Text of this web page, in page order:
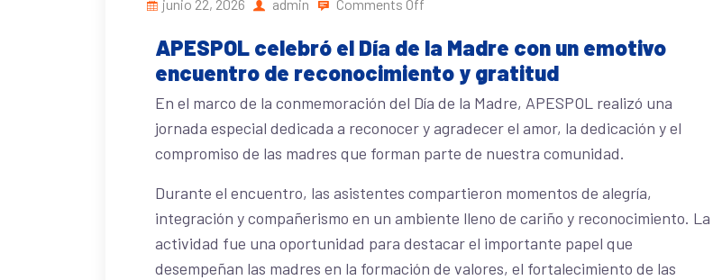
junio 22, 2026 admin Comments Off
APESPOL celebró el Día de la Madre con un emotivo
encuentro de reconocimiento y gratitud
En el marco de la conmemoración del Día de la Madre, APESPOL realizó una
jornada especial dedicada a reconocer y agradecer el amor, la dedicación y el
compromiso de las madres que forman parte de nuestra comunidad.
Durante el encuentro, las asistentes compartieron momentos de alegría,
integración y compañerismo en un ambiente lleno de cariño y reconocimiento. La
actividad fue una oportunidad para destacar el importante papel que
desempeñan las madres en la formación de valores, el fortalecimiento de las